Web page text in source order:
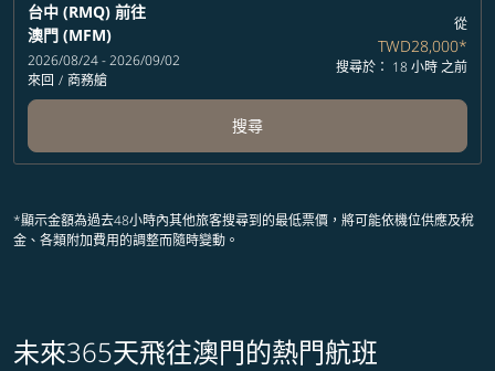
台中 (RMQ) 前往
澳門 (MFM)
2026/08/24 - 2026/09/02
來回 / 商務艙
從
TWD28,000*
搜尋於： 18 小時 之前
搜尋
*顯示金額為過去48小時內其他旅客搜尋到的最低票價，將可能依機位供應及稅
金、各類附加費用的調整而隨時變動。
未來365天飛往澳門的熱門航班